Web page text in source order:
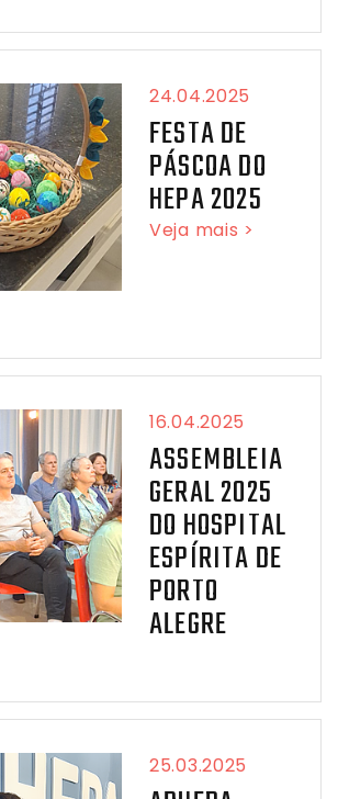
24.04.2025
FESTA DE
PÁSCOA DO
HEPA 2025
Veja mais >
16.04.2025
ASSEMBLEIA
GERAL 2025
DO HOSPITAL
ESPÍRITA DE
PORTO
ALEGRE
25.03.2025